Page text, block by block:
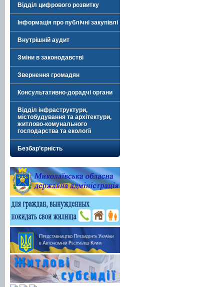
Відділ цифрового розвитку
Інформація про публічні закупівлі
Внутрішній аудит
Зміни в законодавстві
Звернення громадян
Консультативно-дорадчі органи
Відділ інфраструктури,
містобудування та архітектури,
житлово-комунального
господарства та екології
Безбар’єрність